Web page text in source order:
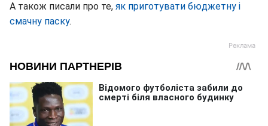
А також писали про те, як приготувати бюджетну і
смачну паску.